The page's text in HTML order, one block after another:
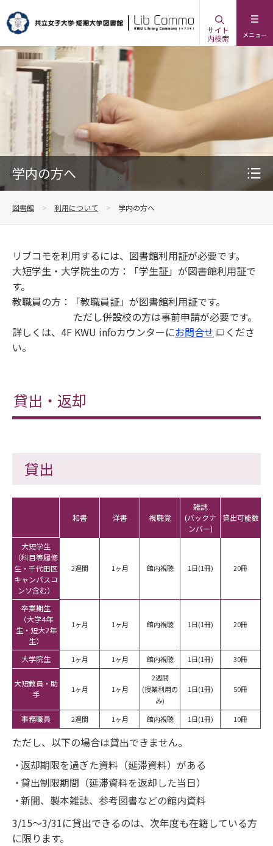
メニュー
サイト
内検索
学内の方へ
図書館 利用について 学内の方へ
リブコモを利用するには、図書館利用証が必要です。
大短学生・大学院生の方：「学生証」が図書館利用証で
す。
教職員の方：「教職員証」が図書館利用証です。
ただし併設校の方は事前申請が必要です。
詳しくは、4F KWU infoカウンターにお問合せ
くださ
い。
貸出・返却
貸出
和書 洋書 視聴覚
雑誌
(バックナ
ンバー)
貸出可能数
大短学生
（科目等履修
生・千代田区
キャンパスコ
ンソ含む）
2週間 1ヶ月 館内視聴 1日(1冊) 20冊
卒業期生
（大学4年
生・短大2年
生）
1ヶ月 1ヶ月 館内視聴 1日(1冊) 20冊
大学院生 1ヶ月 1ヶ月 館内視聴 1日(1冊) 30冊
大短教員・助
手
1ヶ月 1ヶ月
2週間
(授業利用の
み)
1日(1冊) 50冊
事務職員 2週間 1ヶ月 館内視聴 1日(1冊) 10冊
ただし、以下の場合は貸出できません。
返却期限を過ぎた資料（延滞資料）がある
貸出制限期間（延滞資料を返却した当日）
新聞、製本雑誌、参考図書などの館内資料
3/15～3/31に貸出できるのは、次年度も在籍している方
に限ります。